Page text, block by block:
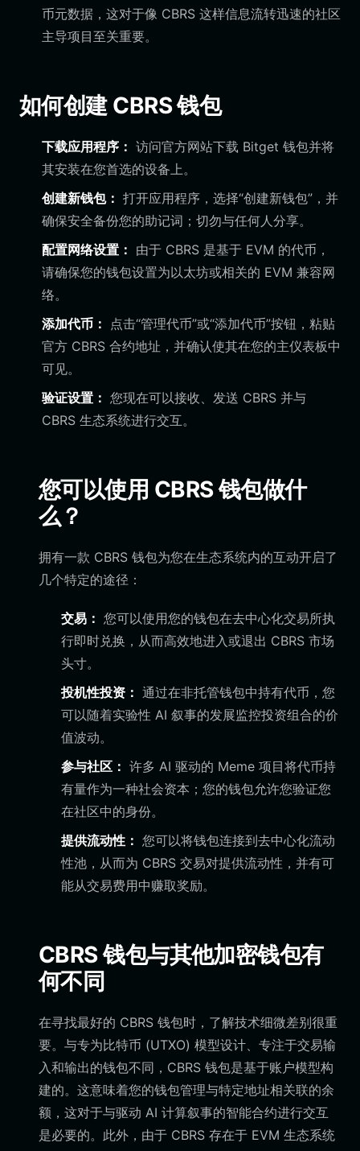
币元数据，这对于像 CBRS 这样信息流转迅速的社区
主导项目至关重要。
如何创建 CBRS 钱包
下载应用程序： 访问官方网站下载 Bitget 钱包并将
其安装在您首选的设备上。
创建新钱包： 打开应用程序，选择“创建新钱包”，并
确保安全备份您的助记词；切勿与任何人分享。
配置网络设置： 由于 CBRS 是基于 EVM 的代币，
请确保您的钱包设置为以太坊或相关的 EVM 兼容网
络。
添加代币：
点击“管理代币”或“添加代币”按钮，粘贴
官方 CBRS 合约地址，并确认使其在您的主仪表板中
可见。
验证设置： 您现在可以接收、发送 CBRS 并与
CBRS 生态系统进行交互。
您可以使用 CBRS 钱包做什
么？
拥有一款 CBRS 钱包为您在生态系统内的互动开启了
几个特定的途径：
交易： 您可以使用您的钱包在去中心化交易所执
行即时兑换，从而高效地进入或退出 CBRS 市场
头寸。
投机性投资： 通过在非托管钱包中持有代币，您
可以随着实验性 AI 叙事的发展监控投资组合的价
值波动。
参与社区： 许多 AI 驱动的 Meme 项目将代币持
有量作为一种社会资本；您的钱包允许您验证您
在社区中的身份。
提供流动性： 您可以将钱包连接到去中心化流动
性池，从而为 CBRS 交易对提供流动性，并有可
能从交易费用中赚取奖励。
CBRS 钱包与其他加密钱包有
何不同
在寻找最好的 CBRS 钱包时，了解技术细微差别很重
要。与专为比特币 (UTXO) 模型设计、专注于交易输
入和输出的钱包不同，CBRS 钱包是基于账户模型构
建的。这意味着您的钱包管理与特定地址相关联的余
额，这对于与驱动 AI 计算叙事的智能合约进行交互
是必要的。此外，由于 CBRS 存在于 EVM 生态系统